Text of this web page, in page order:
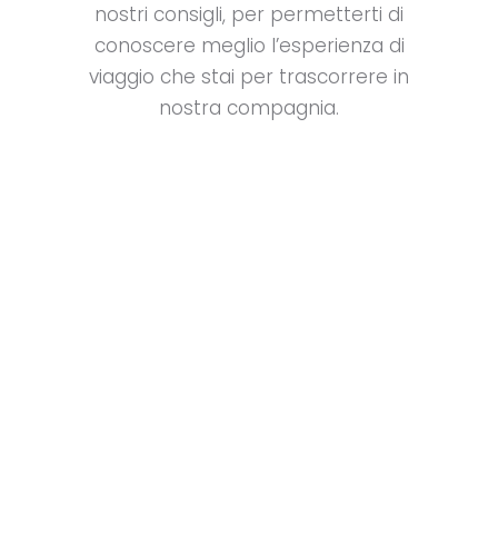
nostri consigli, per permetterti di
conoscere meglio l’esperienza di
viaggio che stai per trascorrere in
nostra compagnia.